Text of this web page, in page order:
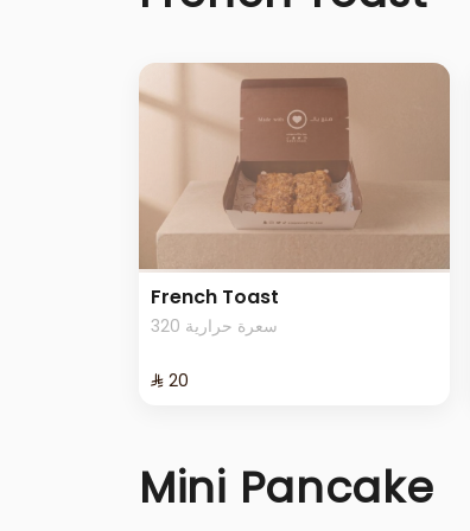
French Toast
320 سعرة حرارية
⁨⁦‪‬ 20⁩
Mini Pancake